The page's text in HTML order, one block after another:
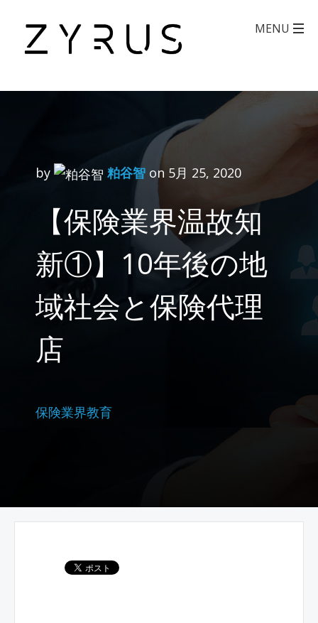
by 粕谷智 on 5月 25, 2020
【保険業界温故知
新①】10年後の地
域社会と保険代理
店
保険業界教育